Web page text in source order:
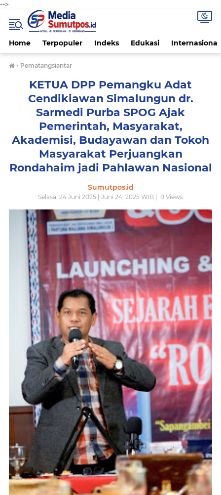
-->
Home Terpopuler Indeks Edukasi Internasional
› Pematangsiantar
KETUA DPP Pemangku Adat
Cendikiawan Simalungun dr.
Sarmedi Purba SPOG Ajak
Pemerintah, Masyarakat,
Akademisi, Budayawan dan Tokoh
Masyarakat Perjuangkan
Rondahaim jadi Pahlawan Nasional
Sumutpos.id
Selasa, 24 Juni 2025 | Juni 24, 2025 WIB | 0 Views